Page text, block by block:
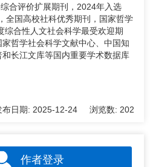
合评价扩展期刊，2024年入选
全国高校社科优秀期刊，国家哲学
综合性人文社会科学最受欢迎期
哲学社会科学文献中心、中国知
长江文库等国内重要学术数据库
布日期: 2025-12-24 浏览数: 202
作者登录